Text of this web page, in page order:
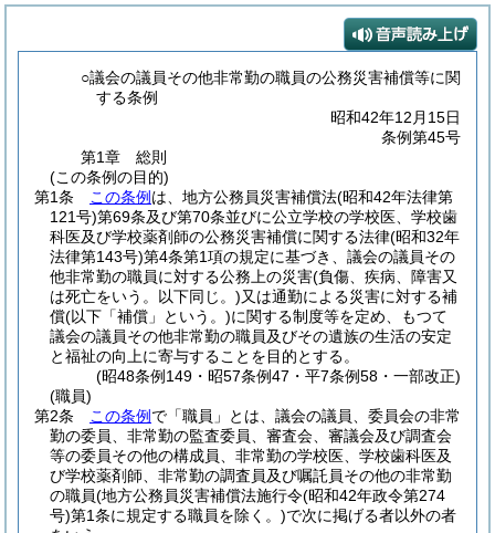
○議会の議員その他非常勤の職員の公務災害補償等に関
する条例
昭和42年12月15日
条例第45号
第1章
総則
(この条例の目的)
第1条
この条例 は、地方公務員災害補償法(昭和42年法律第
121号)第69条及び第70条並びに公立学校の学校医、学校歯
科医及び学校薬剤師の公務災害補償に関する法律(昭和32年
法律第143号)第4条第1項の規定に基づき、議会の議員その
他非常勤の職員に対する公務上の災害(負傷、疾病、障害又
は死亡をいう。以下同じ。)又は通勤による災害に対する補
償(以下「補償」という。)に関する制度等を定め、もつて
議会の議員その他非常勤の職員及びその遺族の生活の安定
と福祉の向上に寄与することを目的とする。
(昭48条例149・昭57条例47・平7条例58・一部改正)
(職員)
第2条
この条例 で「職員」とは、議会の議員、委員会の非常
勤の委員、非常勤の監査委員、審査会、審議会及び調査会
等の委員その他の構成員、非常勤の学校医、学校歯科医及
び学校薬剤師、非常勤の調査員及び嘱託員その他の非常勤
の職員(地方公務員災害補償法施行令(昭和42年政令第274
号)第1条に規定する職員を除く。)で次に掲げる者以外の者